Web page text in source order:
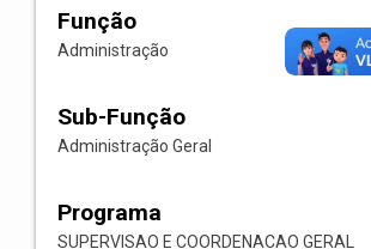
Função
Administração
Sub-Função
Administração Geral
Programa
SUPERVISAO E COORDENACAO GERAL